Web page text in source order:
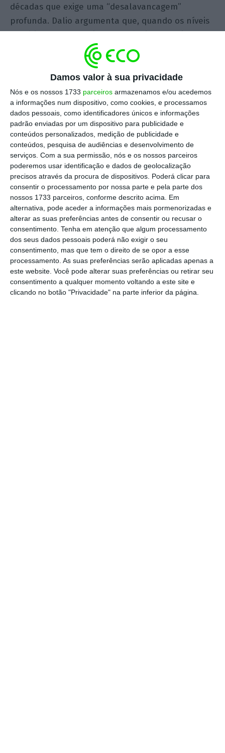
Damos valor à sua privacidade
Nós e os nossos 1733 parceiros armazenamos e/ou acedemos
a informações num dispositivo, como cookies, e processamos
dados pessoais, como identificadores únicos e informações
padrão enviadas por um dispositivo para publicidade e
conteúdos personalizados, medição de publicidade e
conteúdos, pesquisa de audiências e desenvolvimento de
serviços. Com a sua permissão, nós e os nossos parceiros
poderemos usar identificação e dados de geolocalização
precisos através da procura de dispositivos. Poderá clicar para
consentir o processamento por nossa parte e pela parte dos
nossos 1733 parceiros, conforme descrito acima. Em
alternativa, pode aceder a informações mais pormenorizadas e
alterar as suas preferências antes de consentir ou recusar o
consentimento. Tenha em atenção que algum processamento
dos seus dados pessoais poderá não exigir o seu
consentimento, mas que tem o direito de se opor a esse
processamento. As suas preferências serão aplicadas apenas a
este website. Você pode alterar suas preferências ou retirar seu
consentimento a qualquer momento voltando a este site e
clicando no botão "Privacidade" na parte inferior da página.
décadas que exige uma “desalavancagem”
profunda. Dalio argumenta que, quando os níveis
políticos têm poucas saídas: ou optam pela
austeridade, que é politicamente explosiva; pelo
incumprimento, que é financeiramente
catastrófico; ou pela monetização, que é
socialmente subtil, mas economicamente
corrosiva. Para Dalio, o caminho da menor
resistência, e o mais provável, é a impressão de
moeda e a consequente inflação. Ele antevê um
cenário onde a sustentabilidade é sacrificada no
altar da paz social, através de uma transferência
silenciosa de riqueza dos aforradores para os
devedores, permitindo que o valor real da dívida
se dilua no tempo, mesmo que à custa da
estabilidade da moeda.
Por outro lado, as agências de rating, como a S&P
Global, a Moody’s e a Fitch, operam num plano
muito mais imediato e institucional. Para estes